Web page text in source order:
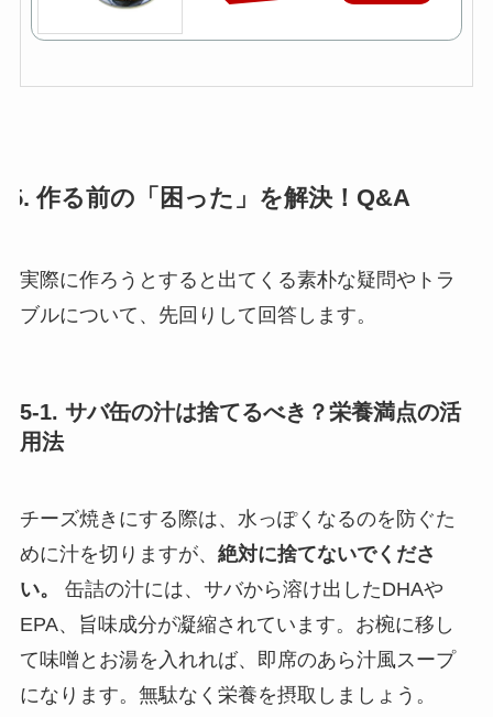
5. 作る前の「困った」を解決！Q&A
実際に作ろうとすると出てくる素朴な疑問やトラ
ブルについて、先回りして回答します。
5-1. サバ缶の汁は捨てるべき？栄養満点の活
用法
チーズ焼きにする際は、水っぽくなるのを防ぐた
めに汁を切りますが、 絶対に捨てないでくださ
い。
缶詰の汁には、サバから溶け出したDHAや
EPA、旨味成分が凝縮されています。お椀に移し
て味噌とお湯を入れれば、即席のあら汁風スープ
になります。無駄なく栄養を摂取しましょう。